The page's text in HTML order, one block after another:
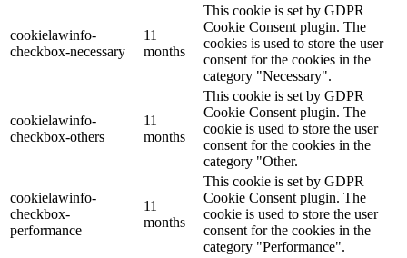
cookielawinfo-
checkbox-necessary
11
months
This cookie is set by GDPR
Cookie Consent plugin. The
cookies is used to store the user
consent for the cookies in the
category "Necessary".
cookielawinfo-
checkbox-others
11
months
This cookie is set by GDPR
Cookie Consent plugin. The
cookie is used to store the user
consent for the cookies in the
category "Other.
cookielawinfo-
checkbox-
performance
11
months
This cookie is set by GDPR
Cookie Consent plugin. The
cookie is used to store the user
consent for the cookies in the
category "Performance".